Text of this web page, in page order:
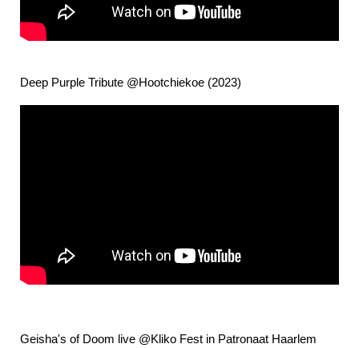
Deep Purple Tribute @Hootchiekoe (2023)
Geisha's of Doom live @Kliko Fest in Patronaat Haarlem